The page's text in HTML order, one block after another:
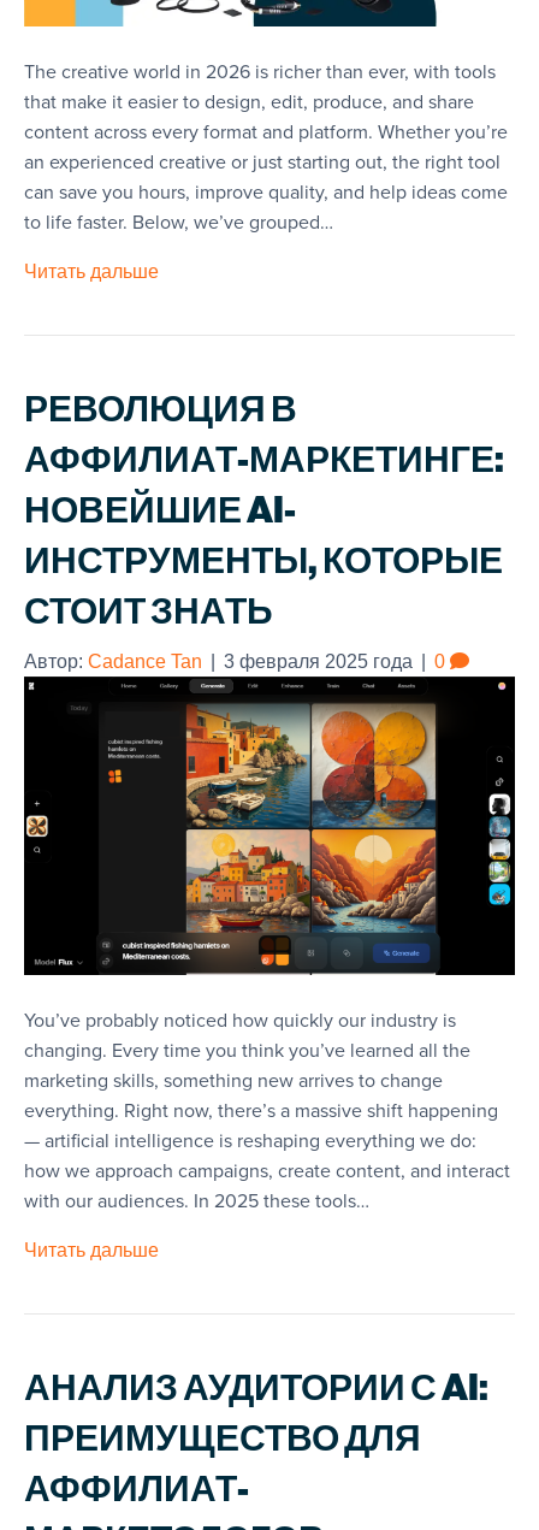
The creative world in 2026 is richer than ever, with tools
that make it easier to design, edit, produce, and share
content across every format and platform. Whether you’re
an experienced creative or just starting out, the right tool
can save you hours, improve quality, and help ideas come
to life faster. Below, we’ve grouped…
Читать дальше
РЕВОЛЮЦИЯ В
АФФИЛИАТ-МАРКЕТИНГЕ:
НОВЕЙШИЕ AI-
ИНСТРУМЕНТЫ, КОТОРЫЕ
СТОИТ ЗНАТЬ
Автор: Cadance Tan 3 февраля 2025 года 0
You’ve probably noticed how quickly our industry is
changing. Every time you think you’ve learned all the
marketing skills, something new arrives to change
everything. Right now, there’s a massive shift happening
— artificial intelligence is reshaping everything we do:
how we approach campaigns, create content, and interact
with our audiences. In 2025 these tools…
Читать дальше
АНАЛИЗ АУДИТОРИИ С AI:
ПРЕИМУЩЕСТВО ДЛЯ
АФФИЛИАТ-